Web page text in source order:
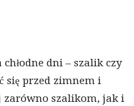
dni – szalik czy
się przed zimnem i
zarówno szalikom, jak i